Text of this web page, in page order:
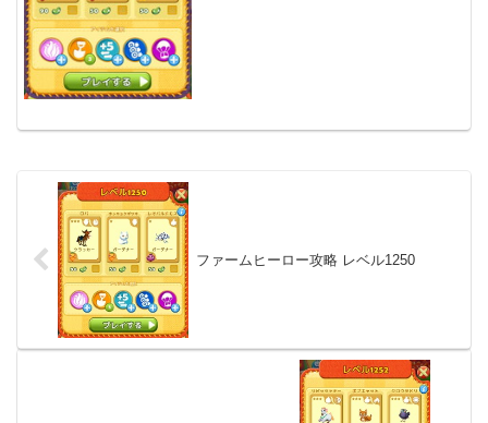
ファームヒーロー攻略 レベル1250